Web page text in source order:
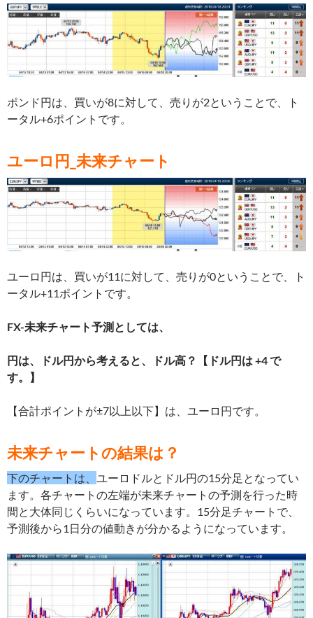
ポンド円は、買いが8に対して、売りが2ということで、ト
ータル+6ポイントです。
ユーロ円_未来チャート
ユーロ円は、買いが11に対して、売りが0ということで、ト
ータル+11ポイントです。
FX-未来チャート予測としては、
円は、ドル円から考えると、ドル高？
【ドル円は +4 で
す。】
【合計ポイントが±7以上以下】は、ユーロ円です。
未来チャートの結果は？
下のチャートは、
ユーロドルとドル円の15分足となってい
ます。各チャートの左端が未来チャートの予測を行った時
間と大体同じくらいになっています。15分足チャートで、
予測後から1日分の値動きが分かるようになっています。